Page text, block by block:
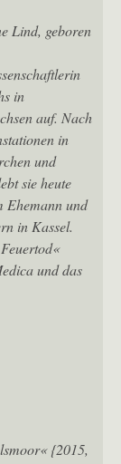
Lind, geboren
in
auf. Nach
in
und
sie heute
Ehemann und
in Kassel.
und das
{2015,